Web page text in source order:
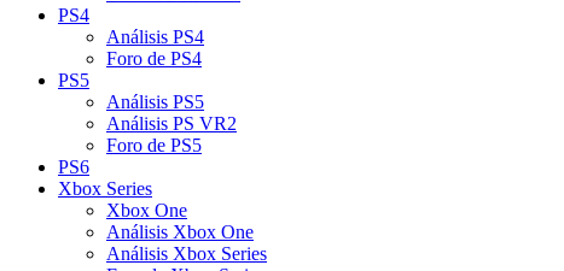
PS4
Análisis PS4
Foro de PS4
PS5
Análisis PS5
Análisis PS VR2
Foro de PS5
PS6
Xbox Series
Xbox One
Análisis Xbox One
Análisis Xbox Series